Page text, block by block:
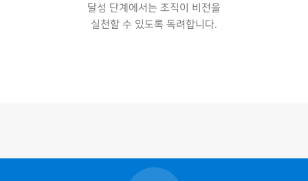
달성 단계에서는 조직이 비전을
실천할 수 있도록 독려합니다.